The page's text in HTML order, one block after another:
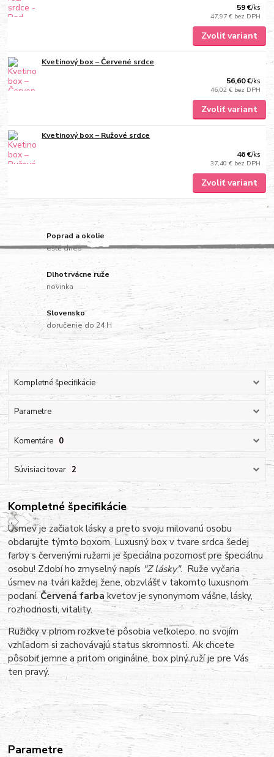
59 €/ks
47,97 € bez DPH
Zvoliť variant
Kvetinový box – Červené srdce
56,60 €/ks
46,02 € bez DPH
Zvoliť variant
Kvetinový box – Ružové srdce
46 €/ks
37,40 € bez DPH
Zvoliť variant
Poprad a okolie
eště dnes
Dlhotrvácne ruže
novinka
Slovensko
doručenie do 24 H
Kompletné špecifikácie
Parametre
Komentáre 0
Súvisiaci tovar 2
Kompletné špecifikácie
Úsmev je začiatok lásky a preto svoju milovanú osobu
obdarujte týmto boxom. Luxusný box v tvare srdca šedej
farby s červenými ružami je špeciálna pozornosť pre špeciálnu
osobu! Zdobí ho zmyselný napís "Z lásky". Ruže vyčaria
úsmev na tvári každej žene, obzvlášť v takomto luxusnom
podaní.Červená farbakvetov je synonymom vášne, lásky,
rozhodnosti, vitality.
Ružičky v plnom rozkvete pôsobia veľkolepo, no svojím
vzhľadom si zachovávajú status skromnosti. Ak chcete
pôsobiť jemne a pritom originálne, box plný ruží je pre Vás
ten pravý.
Parametre